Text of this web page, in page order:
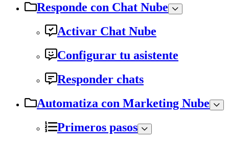
Responde con Chat Nube
Activar Chat Nube
Configurar tu asistente
Responder chats
Automatiza con Marketing Nube
Primeros pasos